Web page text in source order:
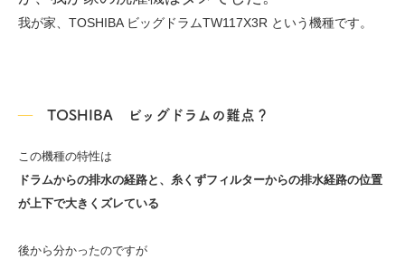
我が家、TOSHIBA ビッグドラムTW117X3R という機種です。
TOSHIBA ビッグドラムの難点？
この機種の特性は
ドラムからの排水の経路と、糸くずフィルターからの排水経路の位置
が上下で大きくズレている
後から分かったのですが